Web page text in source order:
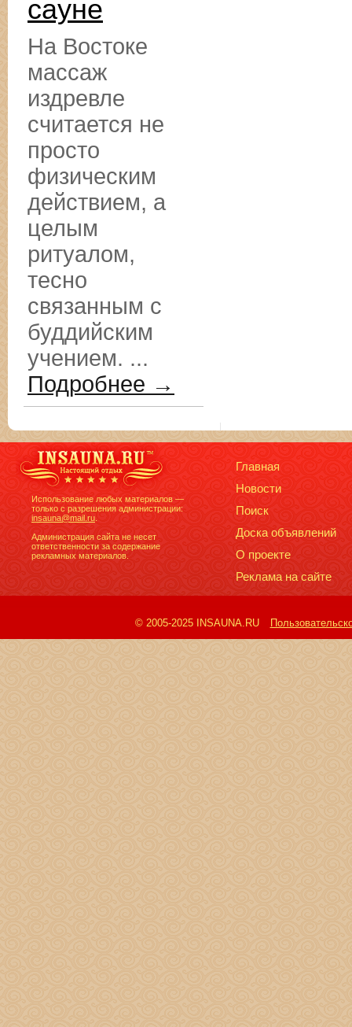
сауне
На Востоке
массаж
издревле
считается не
просто
физическим
действием, а
целым
ритуалом,
тесно
связанным с
буддийским
учением. ...
Подробнее →
Использование любых материалов —
только с разрешения администрации:
insauna@mail.ru
Администрация сайта не несет
ответственности за содержание
рекламных материалов.
Главная
Новости
Поиск
Доска объявлений
О проекте
Реклама на сайте
© 2005-2025 INSAUNA.RU